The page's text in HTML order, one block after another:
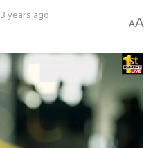
3 years ago
AA